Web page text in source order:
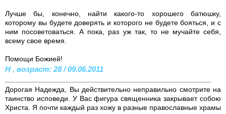
Лучше бы, конечно, найти какого-то хорошего батюшку,
которому вы будете доверять и которого не будете бояться, и с
ним посоветоваться. А пока, раз уж так, то не мучайте себя,
всему свое время.
Помощи Божией!
Н , возраст: 28 / 09.06.2011
Дорогая Надежда, Вы действительно неправильно смотрите на
таинство исповеди. У Вас фигура священника закрывает собою
Христа. Я почти каждый раз хожу в разные православные храмы